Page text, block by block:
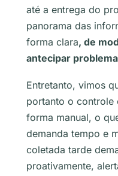
até a entrega do
panorama das
forma clara, de
antecipar
Entretanto, vimos
portanto o controle
forma manual, o
demanda tempo e
coletada tarde
proativamente,